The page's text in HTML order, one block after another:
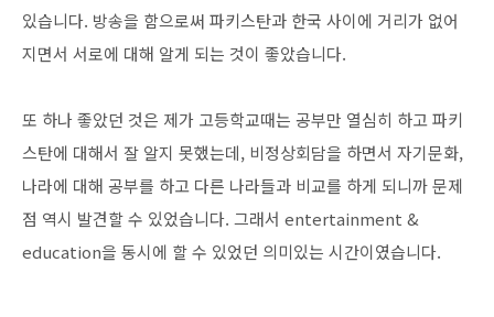
있습니다. 방송을 함으로써 파키스탄과 한국 사이에 거리가 없어
지면서 서로에 대해 알게 되는 것이 좋았습니다.
또 하나 좋았던 것은 제가 고등학교때는 공부만 열심히 하고 파키
스탄에 대해서 잘 알지 못했는데, 비정상회담을 하면서 자기문화,
나라에 대해 공부를 하고 다른 나라들과 비교를 하게 되니까 문제
점 역시 발견할 수 있었습니다. 그래서 entertainment &
education을 동시에 할 수 있었던 의미있는 시간이였습니다.